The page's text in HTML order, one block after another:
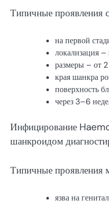
Типичные проявления
на первой
локализация –
размеры – от
края шанкра
поверхность
через 3–6
Инфицирование
шанкроидом
Типичные проявления
язва на